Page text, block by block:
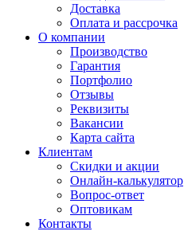
Доставка
Оплата и рассрочка
О компании
Производство
Гарантия
Портфолио
Отзывы
Реквизиты
Вакансии
Карта сайта
Клиентам
Скидки и акции
Онлайн-калькулятор
Вопрос-ответ
Оптовикам
Контакты